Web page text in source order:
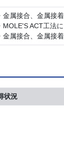
金属接合、金属接
MOLE'S ACT工法
金属接合、金属接
状況